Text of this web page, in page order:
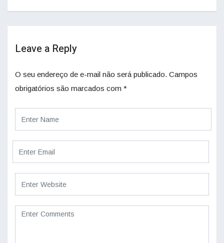
Leave a Reply
O seu endereço de e-mail não será publicado. Campos
obrigatórios são marcados com *